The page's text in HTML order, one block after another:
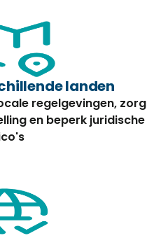
landen
regelgevingen, zorg
en beperk juridische